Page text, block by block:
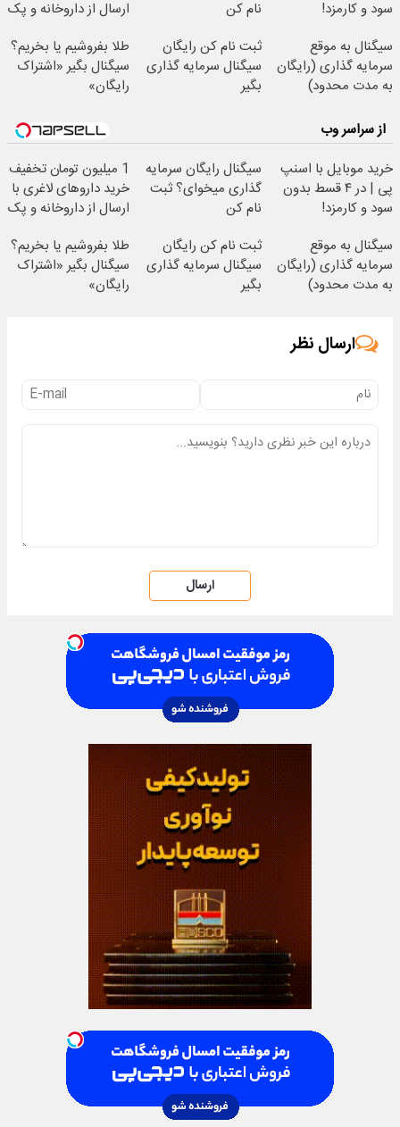
سود و کارمزد!
نام کن
ارسال از داروخانه و پک
سیگنال به موقع
سرمایه گذاری (رایگان
به مدت محدود)
ثبت نام کن رایگان
سیگنال سرمایه گذاری
بگیر
طلا بفروشیم یا بخریم؟
سیگنال بگیر «اشتراک
رایگان»
از سراسر وب
خرید موبایل با اسنپ
پی | در ۴ قسط بدون
سود و کارمزد!
سیگنال رایگان سرمایه
گذاری میخوای؟ ثبت
نام کن
1 میلیون تومان تخفیف
خرید داروهای لاغری با
ارسال از داروخانه و پک
سیگنال به موقع
سرمایه گذاری (رایگان
به مدت محدود)
ثبت نام کن رایگان
سیگنال سرمایه گذاری
بگیر
طلا بفروشیم یا بخریم؟
سیگنال بگیر «اشتراک
رایگان»
ارسال نظر
ارسال